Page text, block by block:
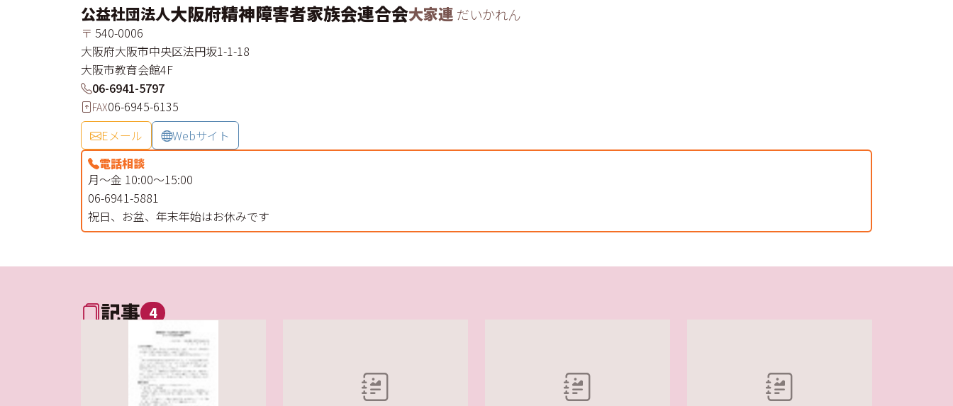
公益社団法人大阪府精神障害者家族会連合会大家連 だいかれん
〒 540-0006
大阪府大阪市中央区法円坂1-1-18
大阪市教育会館4F
06-6941-5797
FAX06-6945-6135
Eメール
Webサイト
電話相談
月～金 10:00～15:00
06-6941-5881
祝日、お盆、年末年始はお休みです
記事 4